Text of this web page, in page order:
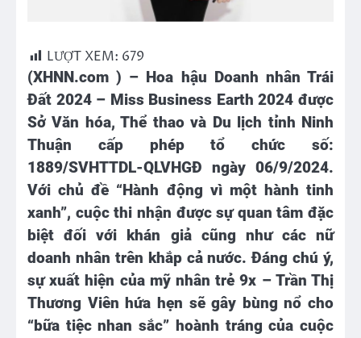
LƯỢT XEM: 679
(XHNN.com ) – Hoa hậu Doanh nhân Trái
Đất 2024 – Miss Business Earth 2024 được
Sở Văn hóa, Thể thao và Du lịch tỉnh Ninh
Thuận cấp phép tổ chức số:
1889/SVHTTDL-QLVHGĐ ngày 06/9/2024.
Với chủ đề “Hành động vì một hành tinh
xanh”, cuộc thi nhận được sự quan tâm đặc
biệt đối với khán giả cũng như các nữ
doanh nhân trên khắp cả nước. Đáng chú ý,
sự xuất hiện của mỹ nhân trẻ 9x – Trần Thị
Thương Viên hứa hẹn sẽ gây bùng nổ cho
“bữa tiệc nhan sắc” hoành tráng của cuộc